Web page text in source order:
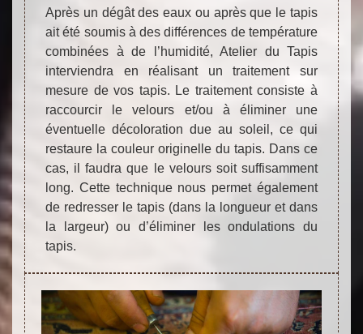
Après un dégât des eaux ou après que le tapis
ait été soumis à des différences de température
combinées à de l’humidité, Atelier du Tapis
interviendra en réalisant un traitement sur
mesure de vos tapis. Le traitement consiste à
raccourcir le velours et/ou à éliminer une
éventuelle décoloration due au soleil, ce qui
restaure la couleur originelle du tapis. Dans ce
cas, il faudra que le velours soit suffisamment
long. Cette technique nous permet également
de redresser le tapis (dans la longueur et dans
la largeur) ou d’éliminer les ondulations du
tapis.